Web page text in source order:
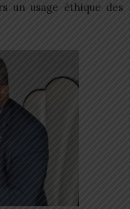
un usage éthique des